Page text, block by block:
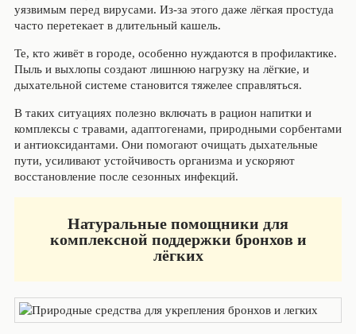
уязвимым перед вирусами. Из-за этого даже лёгкая простуда
часто перетекает в длительный кашель.
Те, кто живёт в городе, особенно нуждаются в профилактике.
Пыль и выхлопы создают лишнюю нагрузку на лёгкие, и
дыхательной системе становится тяжелее справляться.
В таких ситуациях полезно включать в рацион напитки и
комплексы с травами, адаптогенами, природными сорбентами
и антиоксидантами. Они помогают очищать дыхательные
пути, усиливают устойчивость организма и ускоряют
восстановление после сезонных инфекций.
Натуральные помощники для
комплексной поддержки бронхов и
лёгких